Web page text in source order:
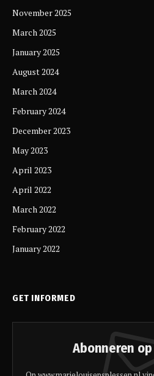
November 2025
March 2025
January 2025
August 2024
March 2024
February 2024
December 2023
May 2023
April 2023
April 2022
March 2022
February 2022
January 2022
GET INFORMED
Abonneren